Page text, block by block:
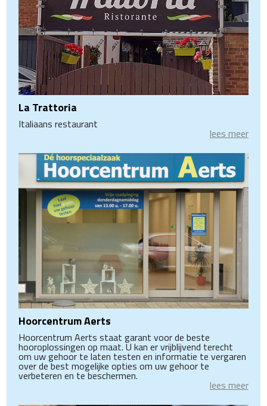
La Trattoria
Italiaans restaurant
lees meer
Hoorcentrum Aerts
Hoorcentrum Aerts staat garant voor de beste
hooroplossingen op maat. U kan er vrijblijvend terecht
om uw gehoor te laten testen en informatie te vergaren
over de best mogelijke opties om uw gehoor te
verbeteren en te beschermen.
lees meer